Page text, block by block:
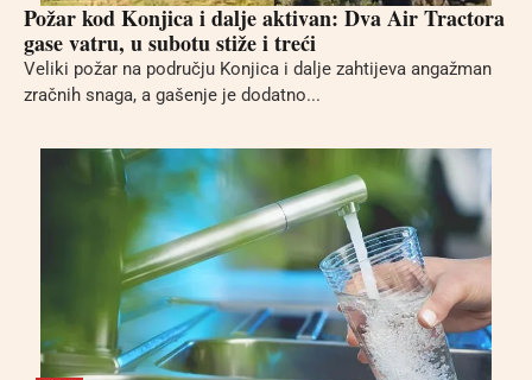
Požar kod Konjica i dalje aktivan: Dva Air Tractora
gase vatru, u subotu stiže i treći
Veliki požar na području Konjica i dalje zahtijeva angažman
zračnih snaga, a gašenje je dodatno...